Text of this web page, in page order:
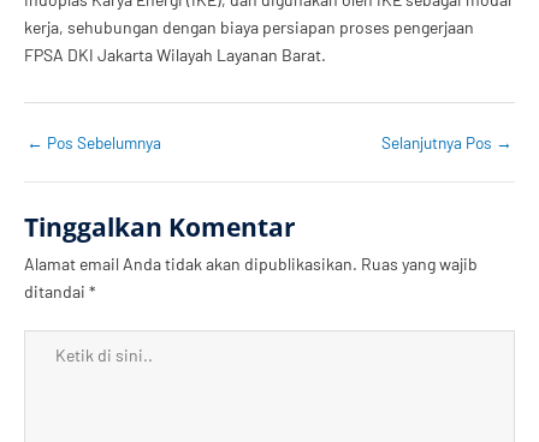
kerja, sehubungan dengan biaya persiapan proses pengerjaan
FPSA DKI Jakarta Wilayah Layanan Barat.
← Pos Sebelumnya Selanjutnya Pos →
Tinggalkan Komentar
Alamat email Anda tidak akan dipublikasikan. Ruas yang wajib
ditandai *
Ketik